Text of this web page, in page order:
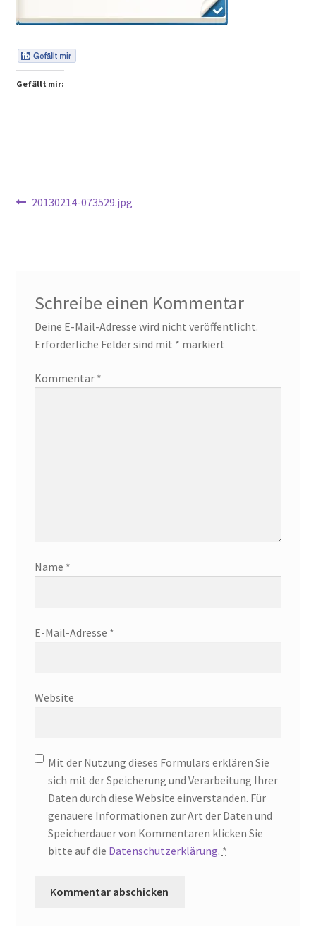
Peps Gedanken
Talks & Tratsch
Gefällt mir:
Beitragsnavigation
Vorheriger
20130214-073529.jpg
Schreibe einen Kommentar
Deine E-Mail-Adresse wird nicht veröffentlicht.
Erforderliche Felder sind mit * markiert
Kommentar *
Name *
E-Mail-Adresse *
Website
Mit der Nutzung dieses Formulars erklären Sie
sich mit der Speicherung und Verarbeitung Ihrer
Daten durch diese Website einverstanden. Für
genauere Informationen zur Art der Daten und
Speicherdauer von Kommentaren klicken Sie
bitte auf die Datenschutzerklärung. *